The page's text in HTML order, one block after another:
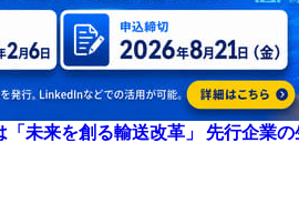
「未来を創る輸送改革」 先行企業